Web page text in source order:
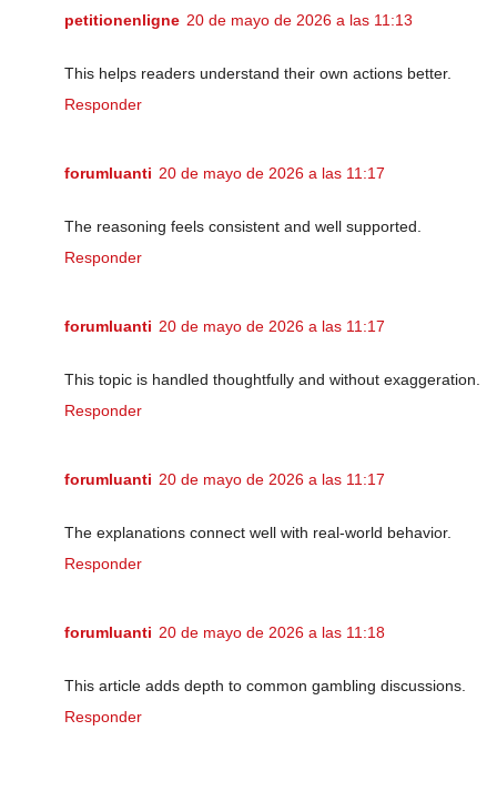
petitionenligne 20 de mayo de 2026 a las 11:13
This helps readers understand their own actions better.
Responder
forumluanti 20 de mayo de 2026 a las 11:17
The reasoning feels consistent and well supported.
Responder
forumluanti 20 de mayo de 2026 a las 11:17
This topic is handled thoughtfully and without exaggeration.
Responder
forumluanti 20 de mayo de 2026 a las 11:17
The explanations connect well with real-world behavior.
Responder
forumluanti 20 de mayo de 2026 a las 11:18
This article adds depth to common gambling discussions.
Responder